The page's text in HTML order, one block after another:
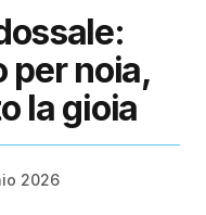
per noia,
la gioia
2026